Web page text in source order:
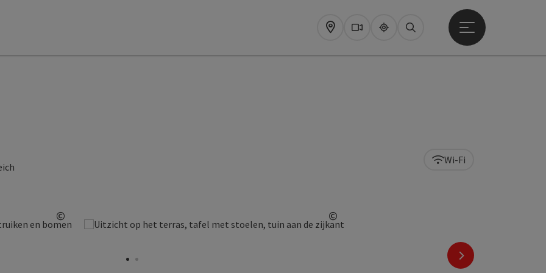
Map WebcamsUpperguide
Zoeken
Startmenu openen
©
Start Copyright
©
Start Copyright
nächstes Element
Wi-Fi